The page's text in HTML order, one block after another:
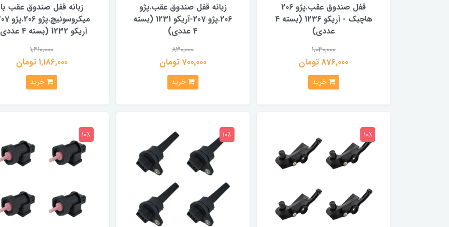
قفل صندوق عقب.پژو 206
هاچبک - آریکو 1236 (بسته 4
عددی)
1,040,000
876,000 تومان
خرید
زبانه قفل صندوق عقب.پژو
206.پژو 207-آریکو 1231 (بسته
4 عددی)
830,000
700,000 تومان
خرید
زبانه قفل صندوق عقب با
آریکو 1232 (بسته 4 عددی)
1,410,000
1,186,000 تومان
خرید
10٪ 10٪ 10٪